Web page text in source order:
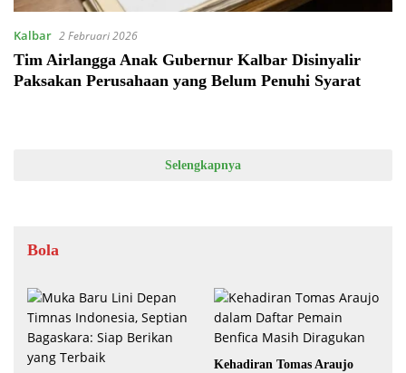
Kalbar 2 Februari 2026
Tim Airlangga Anak Gubernur Kalbar Disinyalir
Paksakan Perusahaan yang Belum Penuhi Syarat
Selengkapnya
Bola
Kehadiran Tomas Araujo